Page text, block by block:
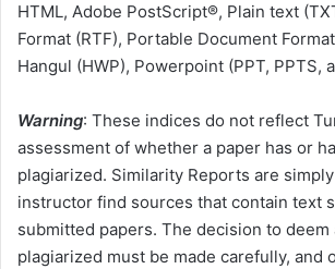
HTML, Adobe PostScript®, Plain text
Format (RTF), Portable Document
Hangul (HWP), Powerpoint (PPT, PPTS,
Warning: These indices do not reflect
assessment of whether a paper has or
plagiarized. Similarity Reports are
instructor find sources that contain text
submitted papers. The decision to deem
plagiarized must be made carefully, and